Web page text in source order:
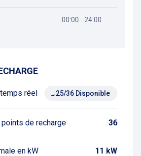
00:00 - 24:00
réel 25/36 Disponible
de recharge 36
en kW 11 kW